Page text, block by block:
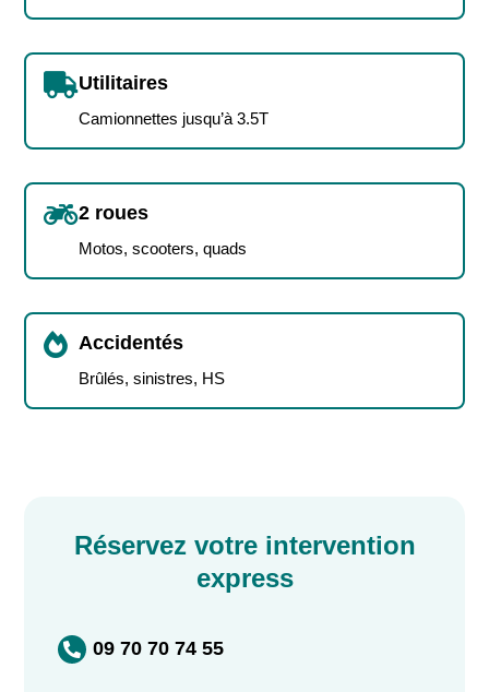
Utilitaires
Camionnettes jusqu’à 3.5T
2 roues
Motos, scooters, quads
 Accidentés
Brûlés, sinistres, HS
Réservez votre intervention
express
 09 70 70 74 55